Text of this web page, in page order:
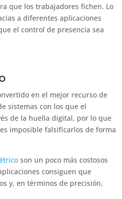
que los trabajadores fichen. Lo
a diferentes aplicaciones
el control de presencia sea
en el mejor recurso de
sistemas con los que el
de la huella digital, por lo que
imposible falsificarlos de forma
son un poco más costosos
consiguen que
y, en términos de precisión,